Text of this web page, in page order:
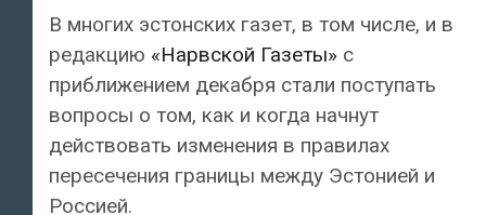
В многих эстонских газет, в том числе, и в
редакцию «Нарвской Газеты» с
приближением декабря стали поступать
вопросы о том, как и когда начнут
действовать изменения в правилах
пересечения границы между Эстонией и
Россией.